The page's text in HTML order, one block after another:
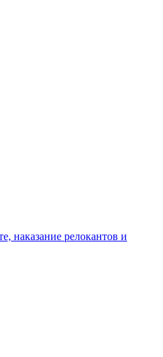
наказание релокантов и